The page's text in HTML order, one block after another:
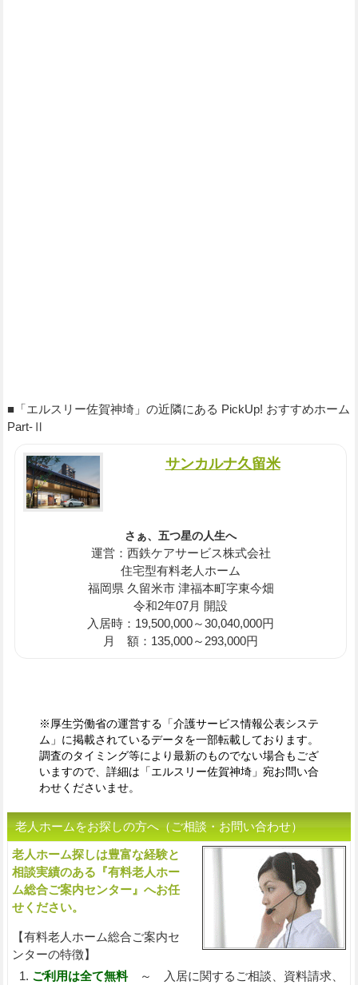
■「エルスリー佐賀神埼」の近隣にある PickUp! おすすめホーム
Part-Ⅱ
サンカルナ久留米
さぁ、五つ星の人生へ
運営：西鉄ケアサービス株式会社
住宅型有料老人ホーム
福岡県 久留米市 津福本町字東今畑
令和2年07月 開設
入居時：19,500,000～30,040,000円
月 額：135,000～293,000円
※厚生労働省の運営する「介護サービス情報公表システ
ム」に掲載されているデータを一部転載しております。
調査のタイミング等により最新のものでない場合もござ
いますので、詳細は「エルスリー佐賀神埼」宛お問い合
わせくださいませ。
老人ホームをお探しの方へ（ご相談・お問い合わせ）
老人ホーム探しは豊富な経験と
相談実績のある『有料老人ホー
ム総合ご案内センター』へお任
せください。
【有料老人ホーム総合ご案内セ
ンターの特徴】
ご利用は全て無料～ 入居に関するご相談、資料請求、